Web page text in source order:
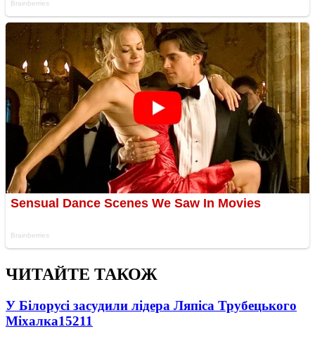
ЧИТАЙТЕ ТАКОЖ
У Білорусі засудили лідера Ляпіса Трубецького
Міхалка15211